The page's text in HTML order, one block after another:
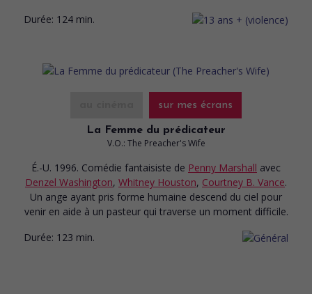
Durée: 124 min.
sur mes écrans
La Femme du prédicateur
V.O.: The Preacher's Wife
É.-U. 1996. Comédie fantaisiste de Penny Marshall avec
Denzel Washington, Whitney Houston, Courtney B. Vance.
Un ange ayant pris forme humaine descend du ciel pour
venir en aide à un pasteur qui traverse un moment difficile.
Durée: 123 min.